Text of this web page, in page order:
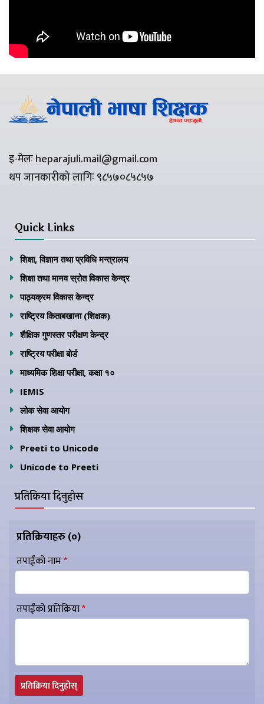
इ-मेलः heparajuli.mail@gmail.com
थप जानकारीको लागिः ९८५७०८५८५७
Quick Links
शिक्षा, विज्ञान तथा प्रविधि मन्त्रालय
शिक्षा तथा मानव स्रोत विकास केन्द्र
पाठ्यक्रम विकास केन्द्र
राष्ट्रिय किताबखाना (शिक्षक)
शैक्षिक गुणस्तर परीक्षण केन्द्र
राष्ट्रिय परीक्षा बोर्ड
माध्यमिक शिक्षा परीक्षा, कक्षा १०
IEMIS
लोक सेवा आयोग
शिक्षक सेवा आयोग
Preeti to Unicode
Unicode to Preeti
प्रतिक्रिया दिनुहोस
प्रतिक्रियाहरु (०)
तपाईंको नाम*
तपाईंको प्रतिक्रिया*
प्रतिक्रिया दिनुहोस्